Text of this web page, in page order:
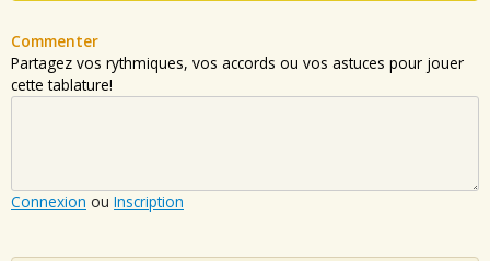
Commenter
Partagez vos rythmiques, vos accords ou vos astuces pour jouer
cette tablature!
Connexion ou Inscription